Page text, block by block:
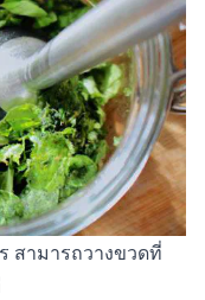
สามารถวางขวดที่